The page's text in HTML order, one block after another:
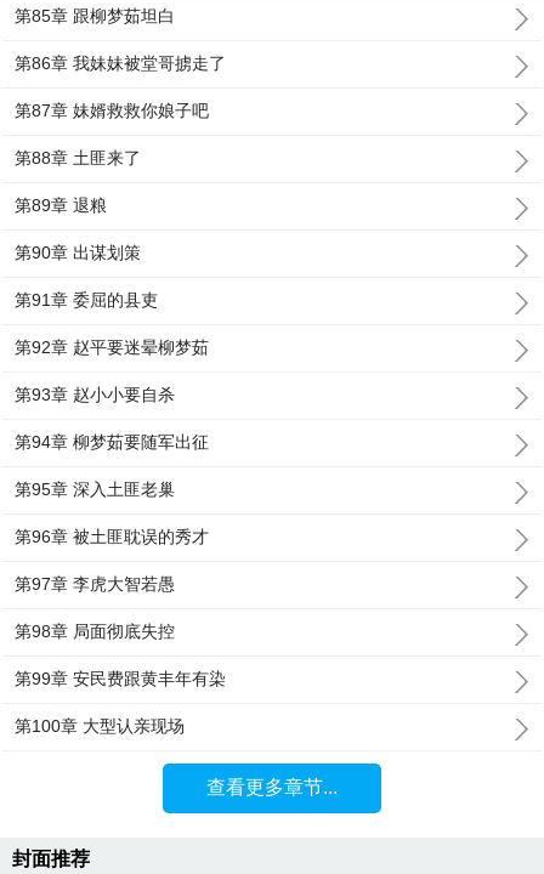
第85章 跟柳梦茹坦白
第86章 我妹妹被堂哥掳走了
第87章 妹婿救救你娘子吧
第88章 土匪来了
第89章 退粮
第90章 出谋划策
第91章 委屈的县吏
第92章 赵平要迷晕柳梦茹
第93章 赵小小要自杀
第94章 柳梦茹要随军出征
第95章 深入土匪老巢
第96章 被土匪耽误的秀才
第97章 李虎大智若愚
第98章 局面彻底失控
第99章 安民费跟黄丰年有染
第100章 大型认亲现场
查看更多章节...
封面推荐